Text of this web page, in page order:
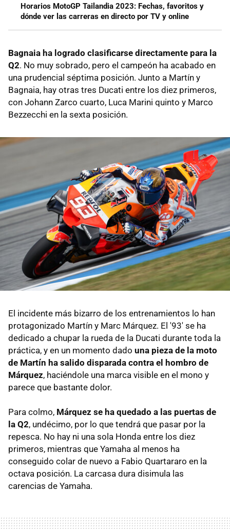
Horarios MotoGP Tailandia 2023: Fechas, favoritos y
dónde ver las carreras en directo por TV y online
Bagnaia ha logrado clasificarse directamente para la
Q2. No muy sobrado, pero el campeón ha acabado en
una prudencial séptima posición. Junto a Martín y
Bagnaia, hay otras tres Ducati entre los diez primeros,
con Johann Zarco cuarto, Luca Marini quinto y Marco
Bezzecchi en la sexta posición.
El incidente más bizarro de los entrenamientos lo han
protagonizado Martín y Marc Márquez. El '93' se ha
dedicado a chupar la rueda de la Ducati durante toda la
práctica, y en un momento dado una pieza de la moto
de Martín ha salido disparada contra el hombro de
Márquez, haciéndole una marca visible en el mono y
parece que bastante dolor.
Para colmo, Márquez se ha quedado a las puertas de
la Q2, undécimo, por lo que tendrá que pasar por la
repesca. No hay ni una sola Honda entre los diez
primeros, mientras que Yamaha al menos ha
conseguido colar de nuevo a Fabio Quartararo en la
octava posición. La carcasa dura disimula las
carencias de Yamaha.